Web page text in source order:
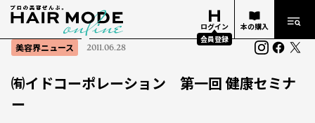
ログイン
会員登録
本の購入
美容界ニュース 2011.06.28
㈲イドコーポレーション 第一回 健康セミナ
ー